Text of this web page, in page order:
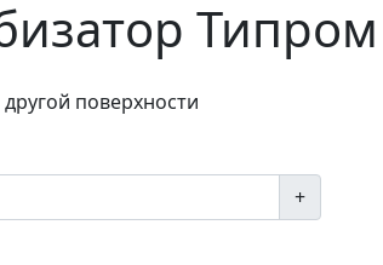
поверхности
+